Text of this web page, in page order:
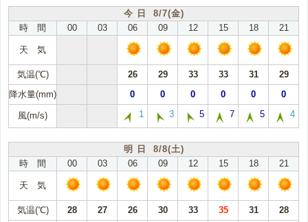
今 日 8/7(金)
時 間
00 03 06 09 12 15 18 21
天 気
気温(℃) 26 29 33 33 31
29
降水量(mm)
0 0 0 0 0 0
風(m/s) 1 3 5 7 5 4
明 日 8/8(土)
時 間
00 03 06 09 12 15 18 21
天 気
気温(℃) 28 27 26 30 33 35 31
28